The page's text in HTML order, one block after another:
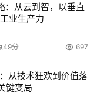
决了数据中心的网
赛灵思产品组合的
产品组合，包括针
、加速器、数据处
：从云到智，以垂直
业生产力
49分 697
从技术狂欢到价值落
键变局